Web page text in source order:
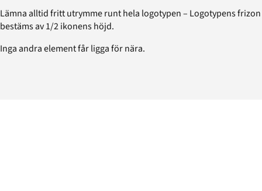
Lämna alltid fritt utrymme runt hela logotypen – Logotypens frizon
bestäms av 1/2 ikonens höjd.
Inga andra element får ligga för nära.